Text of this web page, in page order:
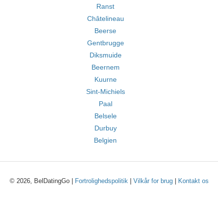
Ranst
Châtelineau
Beerse
Gentbrugge
Diksmuide
Beernem
Kuurne
Sint-Michiels
Paal
Belsele
Durbuy
Belgien
© 2026, BelDatingGo | Fortrolighedspolitik| Vilkår for brug| Kontakt os